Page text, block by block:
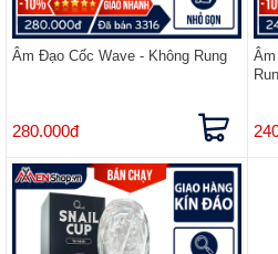
Âm Đạo Cốc Wave - Không Rung
280.000đ